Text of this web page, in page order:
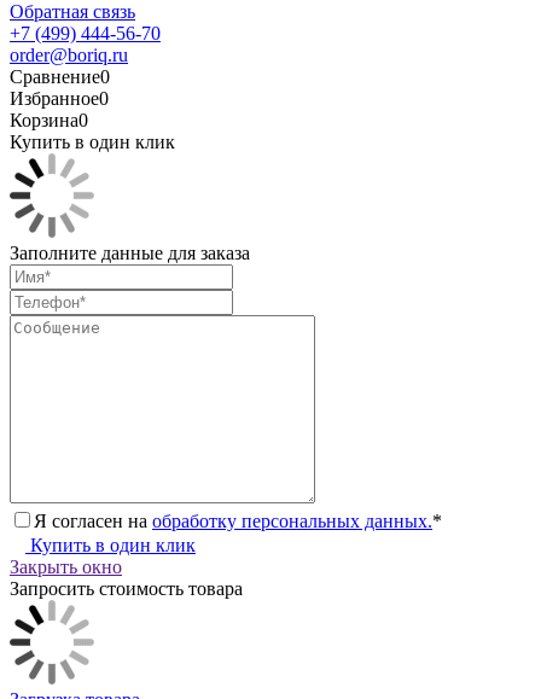
Обратная связь
+7 (499) 444-56-70
order@boriq.ru
Сравнение0
Избранное0
Корзина0
Купить в один клик
Заполните данные для заказа
Я согласен на обработку персональных данных.*
Купить в один клик
Закрыть окно
Запросить стоимость товара